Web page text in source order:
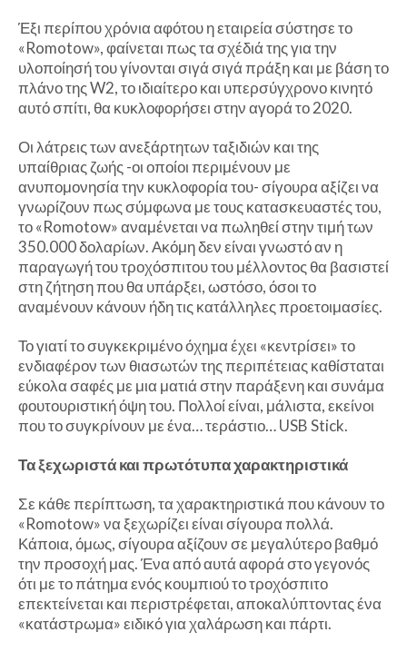
Έξι περίπου χρόνια αφότου η εταιρεία σύστησε το
«Romotow», φαίνεται πως τα σχέδιά της για την
υλοποίησή του γίνονται σιγά σιγά πράξη και με βάση το
πλάνο της W2, το ιδιαίτερο και υπερσύγχρονο κινητό
αυτό σπίτι, θα κυκλοφορήσει στην αγορά το 2020.
Οι λάτρεις των ανεξάρτητων ταξιδιών και της
υπαίθριας ζωής -οι οποίοι περιμένουν με
ανυπομονησία την κυκλοφορία του- σίγουρα αξίζει να
γνωρίζουν πως σύμφωνα με τους κατασκευαστές του,
το «Romotow» αναμένεται να πωληθεί στην τιμή των
350.000 δολαρίων. Ακόμη δεν είναι γνωστό αν η
παραγωγή του τροχόσπιτου του μέλλοντος θα βασιστεί
στη ζήτηση που θα υπάρξει, ωστόσο, όσοι το
αναμένουν κάνουν ήδη τις κατάλληλες προετοιμασίες.
Το γιατί το συγκεκριμένο όχημα έχει «κεντρίσει» το
ενδιαφέρον των θιασωτών της περιπέτειας καθίσταται
εύκολα σαφές με μια ματιά στην παράξενη και συνάμα
φουτουριστική όψη του. Πολλοί είναι, μάλιστα, εκείνοι
που το συγκρίνουν με ένα… τεράστιο… USB Stick.
Τα ξεχωριστά και πρωτότυπα χαρακτηριστικά
Σε κάθε περίπτωση, τα χαρακτηριστικά που κάνουν το
«Romotow» να ξεχωρίζει είναι σίγουρα πολλά.
Κάποια, όμως, σίγουρα αξίζουν σε μεγαλύτερο βαθμό
την προσοχή μας. Ένα από αυτά αφορά στο γεγονός
ότι με το πάτημα ενός κουμπιού το τροχόσπιτο
επεκτείνεται και περιστρέφεται, αποκαλύπτοντας ένα
«κατάστρωμα» ειδικό για χαλάρωση και πάρτι.